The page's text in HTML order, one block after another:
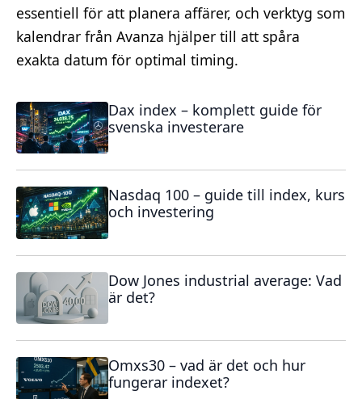
essentiell för att planera affärer, och verktyg som
kalendrar från Avanza hjälper till att spåra
exakta datum för optimal timing.
Dax index – komplett guide för
svenska investerare
Nasdaq 100 – guide till index, kurs
och investering
Dow Jones industrial average: Vad
är det?
Omxs30 – vad är det och hur
fungerar indexet?